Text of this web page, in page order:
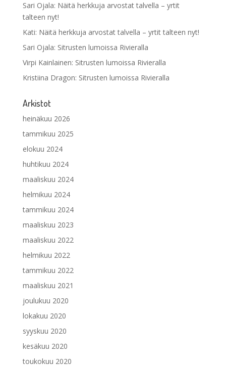
Sari Ojala: Näitä herkkuja arvostat talvella – yrtit
talteen nyt!
Kati: Näitä herkkuja arvostat talvella – yrtit talteen nyt!
Sari Ojala: Sitrusten lumoissa Rivieralla
Virpi Kainlainen: Sitrusten lumoissa Rivieralla
Kristiina Dragon: Sitrusten lumoissa Rivieralla
Arkistot
heinäkuu 2026
tammikuu 2025
elokuu 2024
huhtikuu 2024
maaliskuu 2024
helmikuu 2024
tammikuu 2024
maaliskuu 2023
maaliskuu 2022
helmikuu 2022
tammikuu 2022
maaliskuu 2021
joulukuu 2020
lokakuu 2020
syyskuu 2020
kesäkuu 2020
toukokuu 2020